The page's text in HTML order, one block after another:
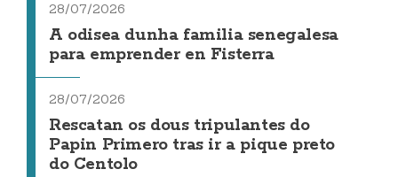
28/07/2026
A odisea dunha familia senegalesa
para emprender en Fisterra
28/07/2026
Rescatan os dous tripulantes do
Papin Primero tras ir a pique preto
do Centolo